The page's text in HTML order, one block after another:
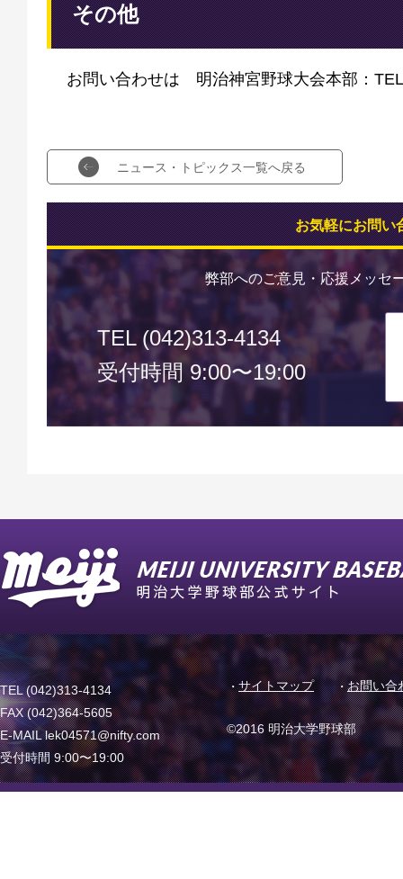
その他
お問い合わせは 明治神宮野球大会本部：
ニュース・トピックス一覧へ戻る
お気軽にお問い
弊部へのご意見・応援メッセ
TEL (042)313-4134
受付時間 9:00〜19:00
TEL (042)313-4134
FAX (042)364-5605
E-MAIL lek04571@nifty.com
受付時間 9:00〜19:00
サイトマップ お問い合
©2016 明治大学野球部